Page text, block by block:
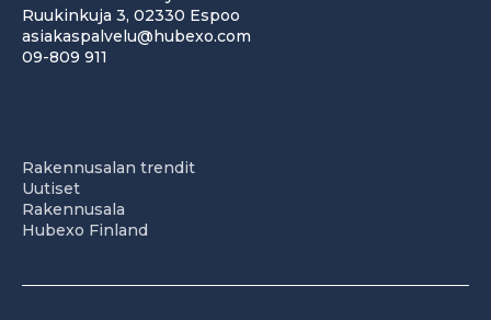
Ruukinkuja 3, 02330 Espoo
asiakaspalvelu@hubexo.com
09-809 911
Rakennusalan trendit
Uutiset
Rakennusala
Hubexo Finland